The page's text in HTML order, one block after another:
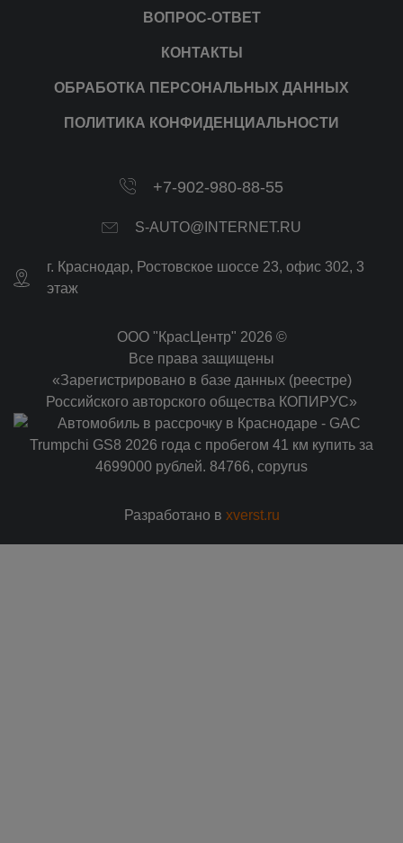
ВОПРОС-ОТВЕТ
КОНТАКТЫ
ОБРАБОТКА ПЕРСОНАЛЬНЫХ ДАННЫХ
ПОЛИТИКА КОНФИДЕНЦИАЛЬНОСТИ
+7-902-980-88-55
S-AUTO@INTERNET.RU
г. Краснодар, Ростовское шоссе 23, офис 302, 3
этаж
ООО "КрасЦентр" 2026 ©
Все права защищены
«Зарегистрировано в базе данных (реестре)
Российского авторского общества КОПИРУС»
Разработано в xverst.ru